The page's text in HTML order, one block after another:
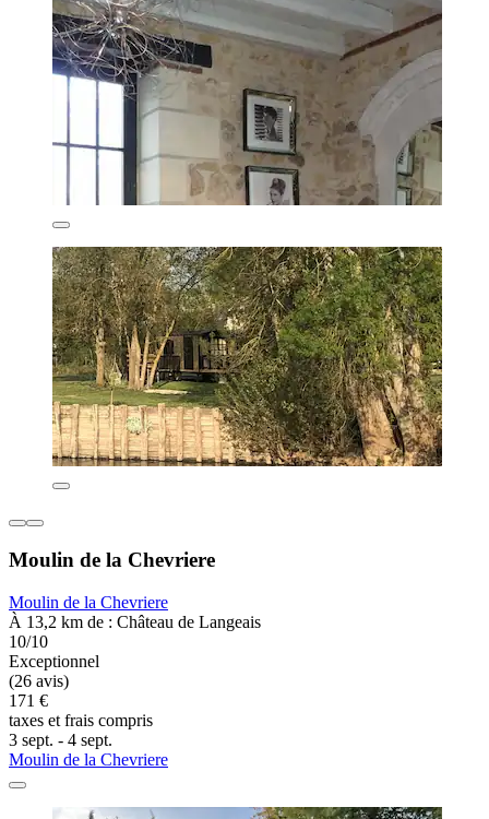
Moulin de la Chevriere
Moulin de la Chevriere
À 13,2 km de : Château de Langeais
10/10
Exceptionnel
(26 avis)
171 €
taxes et frais compris
3 sept. - 4 sept.
Moulin de la Chevriere